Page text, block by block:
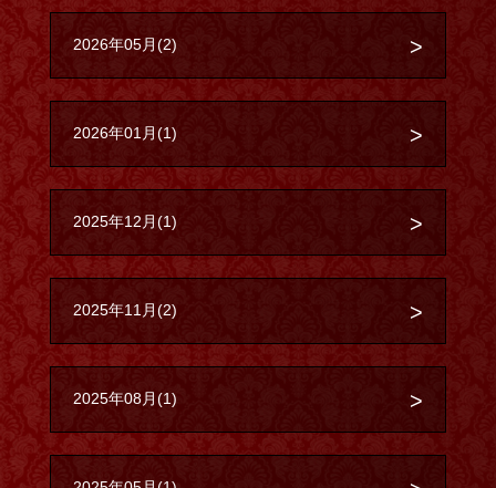
2026年05月(2)
2026年01月(1)
2025年12月(1)
2025年11月(2)
2025年08月(1)